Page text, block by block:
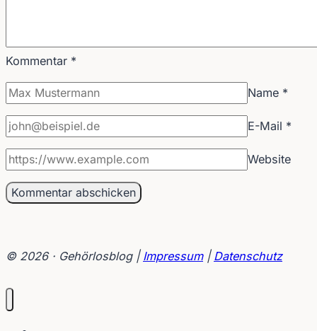
Kommentar *
Name *
E-Mail *
Website
© 2026 · Gehörlosblog | Impressum| Datenschutz